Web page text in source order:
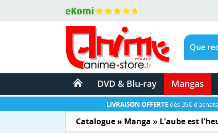
DVD & Blu-ray Mangas
LIVRAISON OFFERTEdès 35€
Catalogue» Manga » L'aube est